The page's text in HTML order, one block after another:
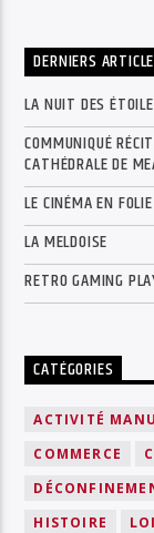
DERNIERS
LA NUIT DES
COMMUNIQUÉ
CATHÉDRALE DE
LE CINÉMA EN
LA MELDOISE
RETRO GAMING
CATÉGORIES
ACTIVITÉ
COMMERCE
HISTOIRE